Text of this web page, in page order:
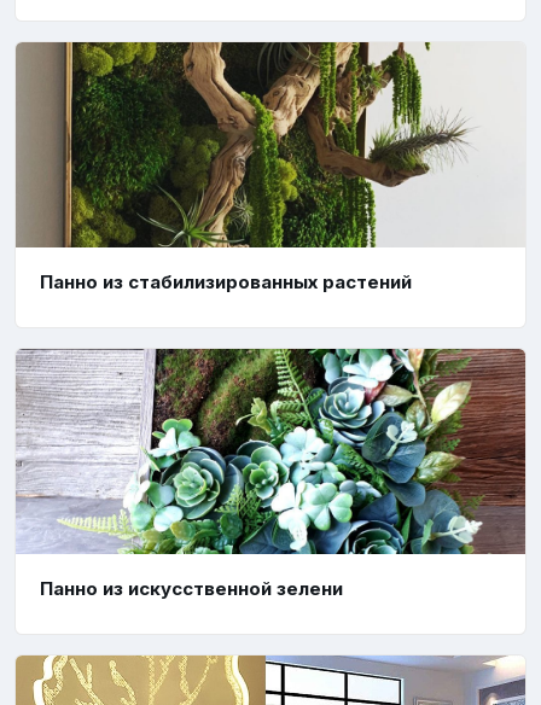
Панно из стабилизированных растений
Панно из искусственной зелени